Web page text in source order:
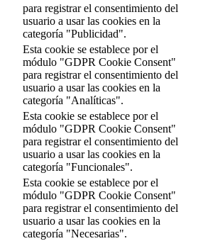
para registrar el consentimiento del
usuario a usar las cookies en la
categoría "Publicidad".
Esta cookie se establece por el
módulo "GDPR Cookie Consent"
para registrar el consentimiento del
usuario a usar las cookies en la
categoría "Analíticas".
Esta cookie se establece por el
módulo "GDPR Cookie Consent"
para registrar el consentimiento del
usuario a usar las cookies en la
categoría "Funcionales".
Esta cookie se establece por el
módulo "GDPR Cookie Consent"
para registrar el consentimiento del
usuario a usar las cookies en la
categoría "Necesarias".